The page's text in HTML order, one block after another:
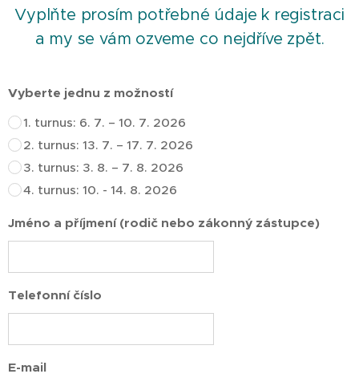
Vyplňte prosím potřebné údaje k registraci
a my se vám ozveme co nejdříve zpět.
Vyberte jednu z možností
1. turnus: 6. 7. – 10. 7. 2026
2. turnus: 13. 7. – 17. 7. 2026
3. turnus: 3. 8. – 7. 8. 2026
4. turnus: 10. - 14. 8. 2026
Jméno a příjmení (rodič nebo zákonný zástupce)
Telefonní číslo
E-mail